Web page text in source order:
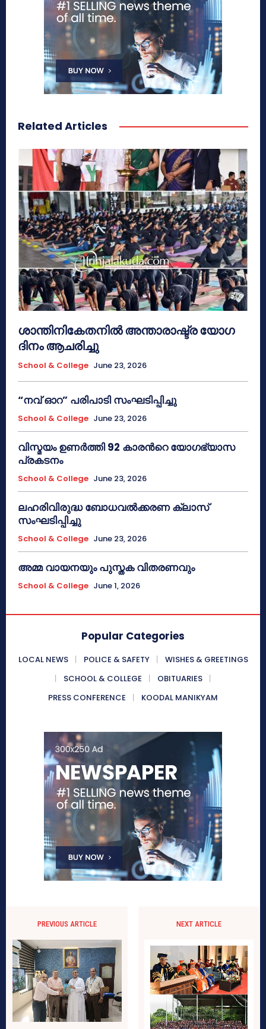
Related Articles
ശാന്തിനികേതനിൽ അന്താരാഷ്ട്ര യോഗ
ദിനം ആചരിച്ചു
School & College June 23, 2026
“നവ് ഓറ” പരിപാടി സംഘടിപ്പിച്ചു
School & College June 23, 2026
വിസ്മയം ഉണർത്തി 92 കാരൻറെ യോഗഭ്യാസ
പ്രകടനം
School & College June 23, 2026
ലഹരിവിരുദ്ധ ബോധവൽക്കരണ ക്ലാസ്
സംഘടിപ്പിച്ചു
School & College June 23, 2026
അമ്മ വായനയും പുസ്തക വിതരണവും
School & College June 1, 2026
Popular Categories
LOCAL NEWS POLICE & SAFETY
WISHES & GREETINGS
SCHOOL & COLLEGE
OBITUARIES
PRESS CONFERENCE
KOODAL MANIKYAM
PREVIOUS ARTICLE NEXT ARTICLE